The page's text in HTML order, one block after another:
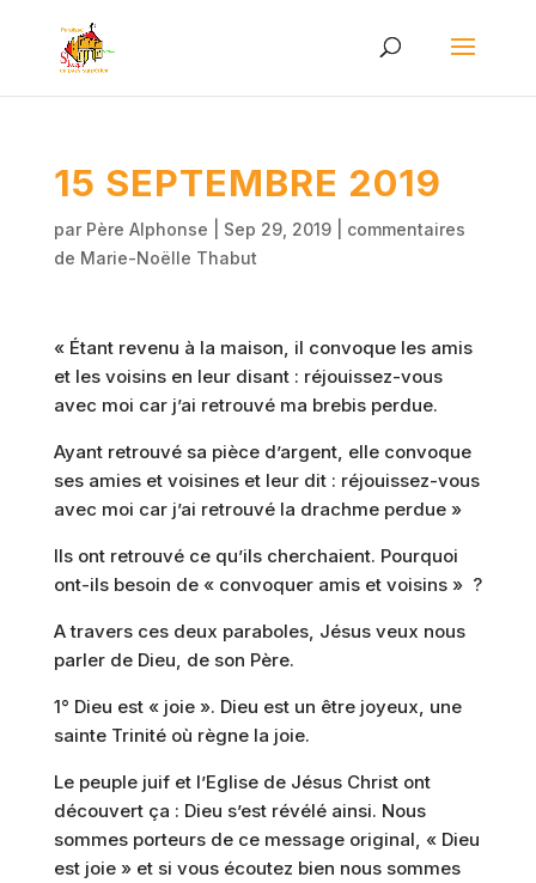
15 SEPTEMBRE 2019
par Père Alphonse Sep 29, 2019| commentaires
de Marie-Noëlle Thabut
« Étant revenu à la maison, il convoque les amis
et les voisins en leur disant : réjouissez-vous
avec moi car j’ai retrouvé ma brebis perdue.
Ayant retrouvé sa pièce d’argent, elle convoque
ses amies et voisines et leur dit : réjouissez-vous
avec moi car j’ai retrouvé la drachme perdue »
Ils ont retrouvé ce qu’ils cherchaient. Pourquoi
ont-ils besoin de « convoquer amis et voisins » ?
A travers ces deux paraboles, Jésus veux nous
parler de Dieu, de son Père.
1° Dieu est « joie ». Dieu est un être joyeux, une
sainte Trinité où règne la joie.
Le peuple juif et l’Eglise de Jésus Christ ont
découvert ça : Dieu s’est révélé ainsi. Nous
sommes porteurs de ce message original, « Dieu
est joie » et si vous écoutez bien nous sommes